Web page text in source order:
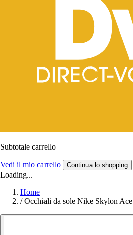
Subtotale carrello
Vedi il mio carrello Continua lo shopping
Loading...
Home
/ Occhiali da sole Nike Skylon Ace